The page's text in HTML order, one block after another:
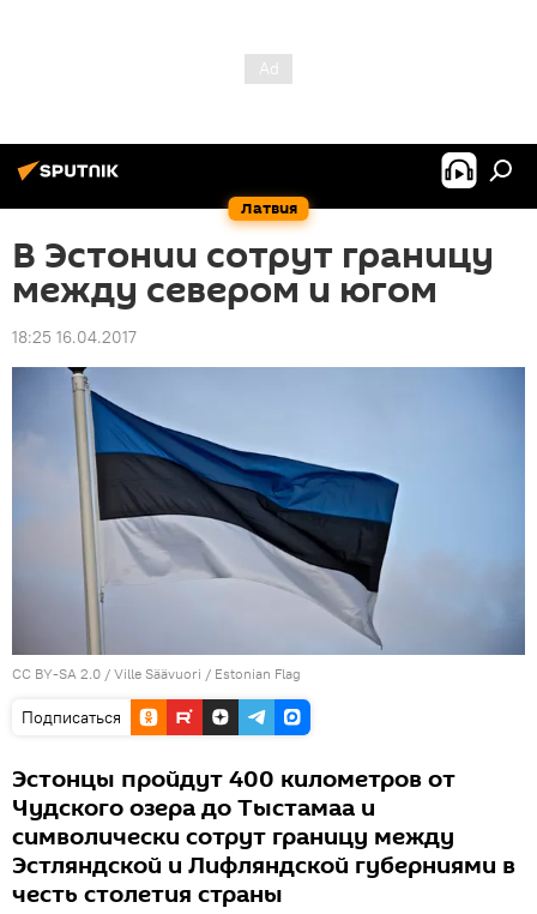
Латвия
В Эстонии сотрут границу
между севером и югом
18:25 16.04.2017
CC BY-SA 2.0 / Ville Säävuori / Estonian Flag
Подписаться
Эстонцы пройдут 400 километров от
Чудского озера до Тыстамаа и
символически сотрут границу между
Эстляндской и Лифляндской губерниями в
честь столетия страны